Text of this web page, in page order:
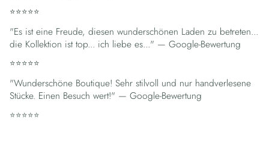
⭐⭐⭐⭐⭐
"Es ist eine Freude, diesen wunderschönen Laden zu betreten...
die Kollektion ist top... ich liebe es..." — Google-Bewertung
⭐⭐⭐⭐⭐
"Wunderschöne Boutique! Sehr stilvoll und nur handverlesene
Stücke. Einen Besuch wert!" — Google-Bewertung
⭐⭐⭐⭐⭐